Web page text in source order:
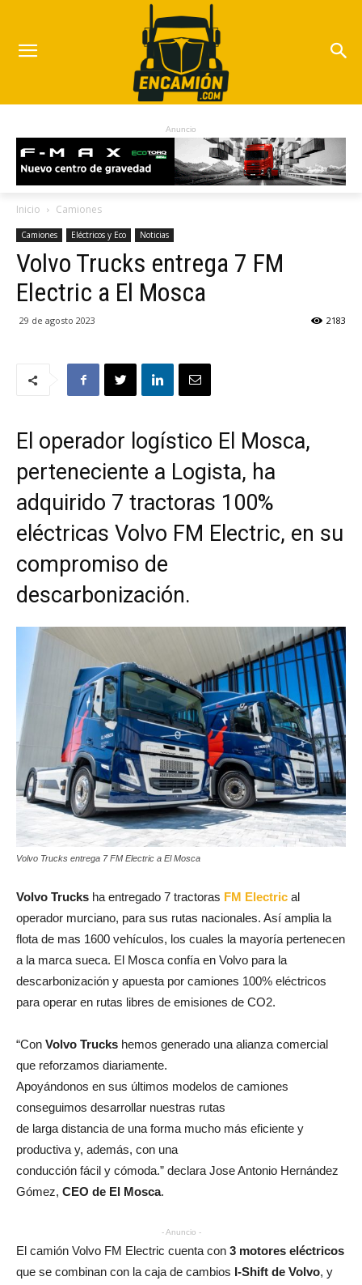
Anuncio
Inicio Camiones
Camiones Eléctricos y Eco Noticias
Volvo Trucks entrega 7 FM
Electric a El Mosca
29 de agosto 2023 2183
El operador logístico El Mosca,
perteneciente a Logista, ha
adquirido 7 tractoras 100%
eléctricas Volvo FM Electric, en su
compromiso de
descarbonización.
Volvo Trucks entrega 7 FM Electric a El Mosca
Volvo Trucks ha entregado 7 tractoras FM Electric al
operador murciano, para sus rutas nacionales. Así amplia la
flota de mas 1600 vehículos, los cuales la mayoría pertenecen
a la marca sueca. El Mosca confía en Volvo para la
descarbonización y apuesta por camiones 100% eléctricos
para operar en rutas libres de emisiones de CO2.
“Con Volvo Trucks hemos generado una alianza comercial
que reforzamos diariamente.
Apoyándonos en sus últimos modelos de camiones
conseguimos desarrollar nuestras rutas
de larga distancia de una forma mucho más eficiente y
productiva y, además, con una
conducción fácil y cómoda.” declara Jose Antonio Hernández
Gómez, CEO de El Mosca.
- Anuncio -
El camión Volvo FM Electric cuenta con 3 motores eléctricos
que se combinan con la caja de cambios I-Shift de Volvo, y